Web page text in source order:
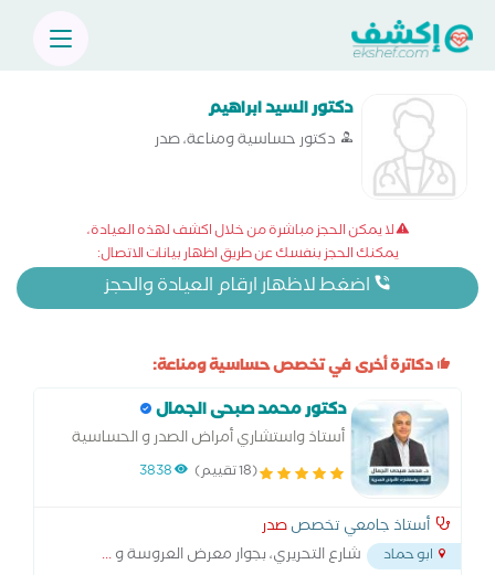
دكتور السيد ابراهيم
دكتور حساسية ومناعة، صدر
لا يمكن الحجز مباشرة من خلال اكشف لهذه العيادة،
يمكنك الحجز بنفسك عن طريق اظهار بيانات الاتصال:
اضغط لاظهار ارقام العيادة والحجز
دكاترة أخرى في تخصص حساسية ومناعة:
دكتور محمد صبحى الجمال
أستاذ واستشاري أمراض الصدر و الحساسية
بكلية الطب جامعة الزقازيق.
(18 تقييم) 3838
أستاذ جامعي تخصصصدر
ابو حماد شارع التحريري، بجوار معرض العروسة و...